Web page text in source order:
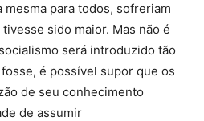
para todos, sofreriam
sido maior. Mas não é
será introduzido tão
é possível supor que os
de seu conhecimento
de assumir